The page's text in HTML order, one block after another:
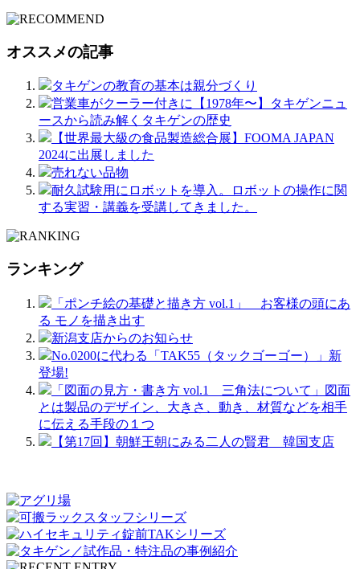
オススメの記事
タキゲンの教育の基本は親分づくり
営業車がクーラー付きに【1978年〜】タキゲンニュ
ースから読み解くタキゲンの歴史
【世界最大級の食品製造総合展】FOOMA JAPAN
2024に出展しました
売れない品物
耐久試験用にロボットを導入。ロボットの操作に関
する実習・講義を受講してきました。
ランキング
「ポンチ絵の基礎と描き方 vol.1」 お客様の頭にあ
る モノを描き出す
新潟支店からのお知らせ
No.0200に代わる「TAK55（タックゴーゴー）」新
登場!
「図面の見方・書き方 vol.1 三角法について」図面
とは製品のデザイン、大きさ、動き、材質などを相手
に伝える手段の１つ
【第17回】朝鮮王朝にみる二人の賢君 韓国支店